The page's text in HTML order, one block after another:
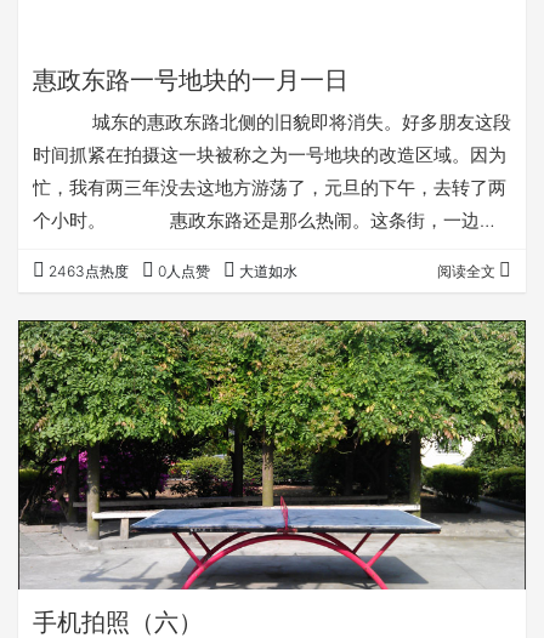
惠政东路一号地块的一月一日
城东的惠政东路北侧的旧貌即将消失。好多朋友这段
时间抓紧在拍摄这一块被称之为一号地块的改造区域。因为
忙，我有两三年没去这地方游荡了，元旦的下午，去转了两
个小时。 惠政东路还是那么热闹。这条街，一边是
业。也许是节日的原因，街上人来车往，拥挤不堪。
平民的精品。 做生意的都很悠闲。 这个
弄堂底有个小堂前，有一次在街上游荡时，碰到过一个基督
徒逝世后的告别仪式。 这个院子叫勤丰村的大夫
第。几年前，受一位在天津的网上朋友委托，特…
2463点热度 0人点赞 大道如水 阅读全文
手机拍照（六）